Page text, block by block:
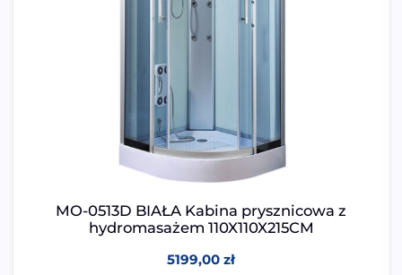
MO-0513D BIAŁA Kabina prysznicowa z
hydromasażem 110X110X215CM
5199,00zł